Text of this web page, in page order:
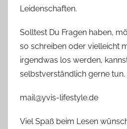
Leidenschaften.
Solltest Du Fragen haben,
so schreiben oder vielleicht
irgendwas los werden,
selbstverständlich gerne tun.
mail@yvis-lifestyle.de
Viel Spaß beim Lesen